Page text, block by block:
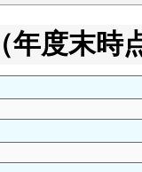
年度末時